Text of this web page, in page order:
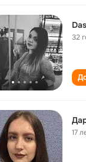
32
17